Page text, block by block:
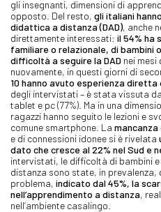
gli insegnanti, dimensioni di
opposto. Del resto, gli italiani
didattica a distanza (DAD), anche
direttamente interessati: il 54% ha
familiare o relazionale, di bambini
difficoltà a seguire la DAD nei
nuovamente, in questi giorni di
10 hanno avuto esperienza diretta
degli intervistati – è stata vissuta
tablet e pc (77%). Ma in una
ragazzi hanno seguito le lezioni e
comune smartphone. La
e di connessioni idonee si è rivelata
dato che cresce al 22% nel Sud e
intervistati, le difficoltà di bambini
distanza sono state, in prevalenza,
problema, indicato dal 45%, la
nell’apprendimento a distanza,
nell’ambiente casalingo.